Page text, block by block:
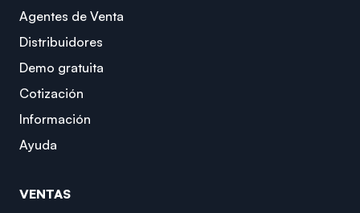
Agentes de Venta
Distribuidores
Demo gratuita
Cotización
Información
Ayuda
VENTAS